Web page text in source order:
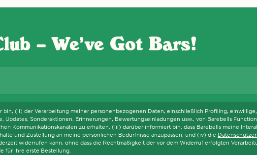
– We’ve Got Bars!
bin, (ii) der Verarbeitung meiner personenbezogenen Daten, einschließlich Profiling,
Sonderaktionen, Erinnerungen, Bewertungseinladungen usw., von Barebells
Kommunikationskanälen zu erhalten, (iii) darüber informiert bin, dass Barebells meine
und Zustellung an meine persönlichen Bedürfnisse anzupassen; und (iv) die
widerrufen kann, ohne dass die Rechtmäßigkeit der vor dem Widerruf erfolgten
für ihre erste Bestellung.
EINHALTEN UND UNTERSTÜTZENDE TECHNOLOGIEN WIE